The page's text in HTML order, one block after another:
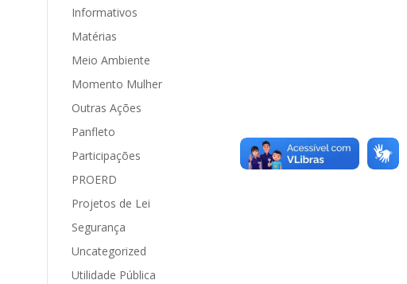
Informativos
Matérias
Meio Ambiente
Momento Mulher
Outras Ações
Panfleto
Participações
PROERD
Projetos de Lei
Segurança
Uncategorized
Utilidade Pública